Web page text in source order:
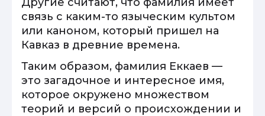
связь с каким-то языческим культом
или каноном, который пришел на
Кавказ в древние времена.
Таким образом, фамилия Еккаев —
это загадочное и интересное имя,
которое окружено множеством
теорий и версий о происхождении и